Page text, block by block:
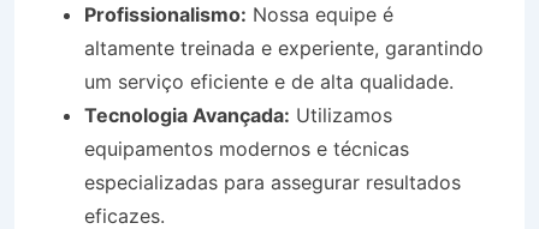
Profissionalismo: Nossa equipe é
altamente treinada e experiente, garantindo
um serviço eficiente e de alta qualidade.
Tecnologia Avançada: Utilizamos
equipamentos modernos e técnicas
especializadas para assegurar resultados
eficazes.